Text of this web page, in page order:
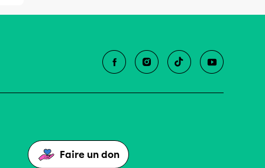
Faire un don